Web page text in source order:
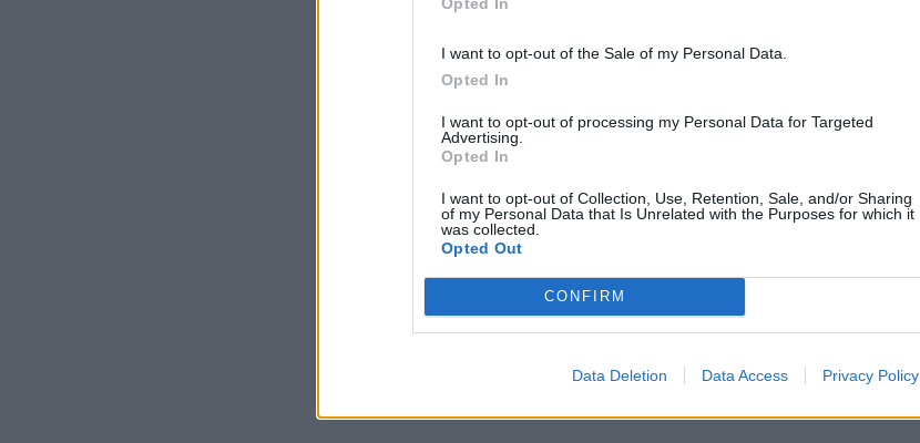
I want to opt-out of the Sale of my Personal Data.
Opted In
I want to opt-out of processing my Personal Data for Targeted
Advertising.
Opted In
I want to opt-out of Collection, Use, Retention, Sale, and/or Sharing
of my Personal Data that Is Unrelated with the Purposes for which it
was collected.
Opted Out
CONFIRM
Data Deletion Data Access Privacy Policy